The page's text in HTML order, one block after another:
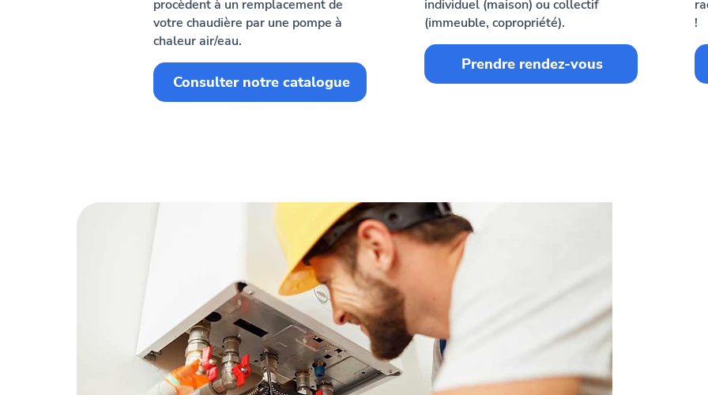
procèdent à un remplacement de
votre chaudière par une pompe à
chaleur air/eau.
Consulter notre catalogue
individuel (maison) ou collectif
(immeuble, copropriété).
Prendre rendez-vous
!